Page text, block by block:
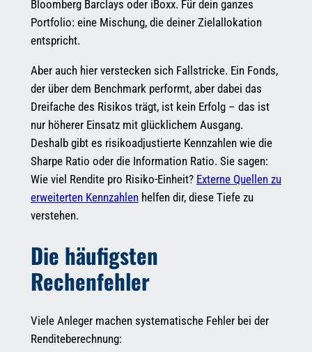
Bloomberg Barclays oder iBoxx. Für dein ganzes
Portfolio: eine Mischung, die deiner Zielallokation
entspricht.
Aber auch hier verstecken sich Fallstricke. Ein Fonds,
der über dem Benchmark performt, aber dabei das
Dreifache des Risikos trägt, ist kein Erfolg – das ist
nur höherer Einsatz mit glücklichem Ausgang.
Deshalb gibt es risikoadjustierte Kennzahlen wie die
Sharpe Ratio oder die Information Ratio. Sie sagen:
Wie viel Rendite pro Risiko-Einheit? Externe Quellen zu
erweiterten Kennzahlenhelfen dir, diese Tiefe zu
verstehen.
Die häufigsten
Rechenfehler
Viele Anleger machen systematische Fehler bei der
Renditeberechnung: